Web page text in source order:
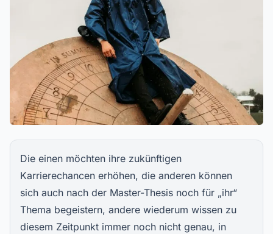
Die einen möchten ihre zukünftigen
Karrierechancen erhöhen, die anderen können
sich auch nach der Master-Thesis noch für „ihr“
Thema begeistern, andere wiederum wissen zu
diesem Zeitpunkt immer noch nicht genau, in